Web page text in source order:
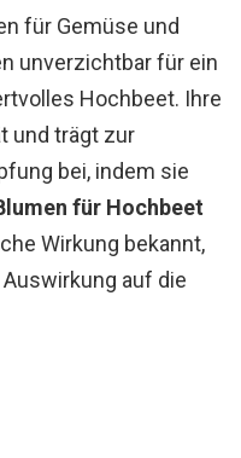
für Gemüse und
unverzichtbar für ein
Hochbeet. Ihre
und trägt zur
bei, indem sie
für Hochbeet
Wirkung bekannt,
auf die